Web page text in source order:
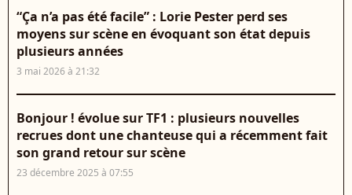
“Ça n’a pas été facile” : Lorie Pester perd ses
moyens sur scène en évoquant son état depuis
plusieurs années
3 mai 2026 à 21:32
Bonjour ! évolue sur TF1 : plusieurs nouvelles
recrues dont une chanteuse qui a récemment fait
son grand retour sur scène
23 décembre 2025 à 07:55